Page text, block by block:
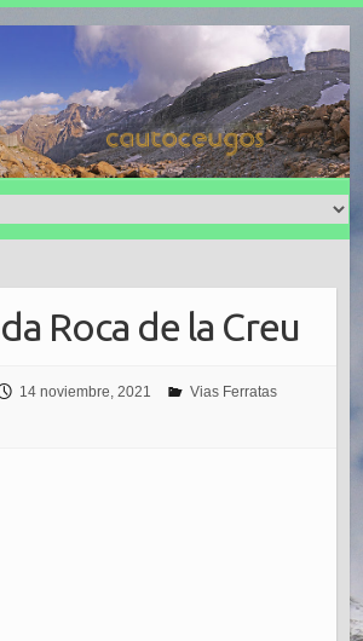
Roca de la Creu
14 noviembre, 2021
Vias Ferratas